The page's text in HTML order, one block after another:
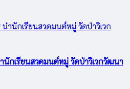
นักเรียนสวดมนต์หมู่ วัดป่าวิเวกวัฒนา